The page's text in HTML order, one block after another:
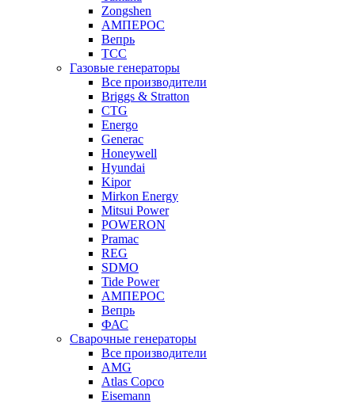
Zongshen
АМПЕРОС
Вепрь
ТСС
Газовые генераторы
Все производители
Briggs & Stratton
CTG
Energo
Generac
Honeywell
Hyundai
Kipor
Mirkon Energy
Mitsui Power
POWERON
Pramac
REG
SDMO
Tide Power
АМПЕРОС
Вепрь
ФАС
Сварочные генераторы
Все производители
AMG
Atlas Copco
Eisemann